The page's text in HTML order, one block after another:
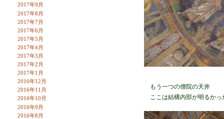
2017年9月
2017年8月
2017年7月
2017年6月
2017年5月
2017年4月
2017年3月
2017年2月
2017年1月
2016年12月
2016年11月
2016年10月
2016年9月
2016年8月
もう一つの僧院の天井
ここは結構内部が明るかっ